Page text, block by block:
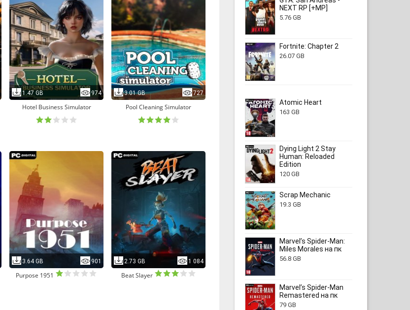
1.47 GB 974
Hotel Business Simulator
3.01 GB 727
Pool Cleaning Simulator
3.64 GB 901
Purpose 1951
2.73 GB 1 084
Beat Slayer
NEXT RP [+MP]
5.76 GB
Fortnite: Chapter 2
26.07 GB
Atomic Heart
163 GB
Dying Light 2 Stay
Human: Reloaded
Edition
120 GB
Scrap Mechanic
19.3 GB
Marvel’s Spider-Man:
Miles Morales на пк
56.8 GB
Marvel’s Spider-Man
Remastered на пк
79 GB